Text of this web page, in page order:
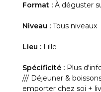
Format : À déguster
Niveau : Tous niveaux
Lieu : Lille
Spécificité : Plus
/// Déjeuner &
emporter chez soi +